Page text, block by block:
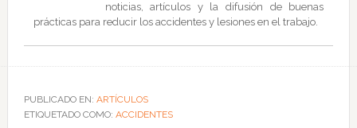
noticias, artículos y la difusión de buenas
prácticas para reducir los accidentes y lesiones en el trabajo.
PUBLICADO EN: ARTÍCULOS
ETIQUETADO COMO: ACCIDENTES